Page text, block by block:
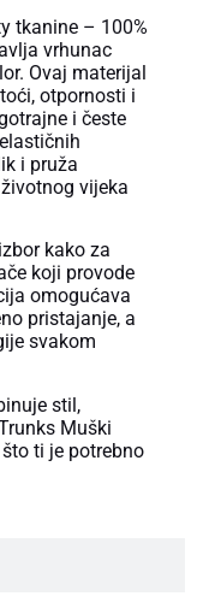
tkanine – 100%
vrhunac
Ovaj materijal
otpornosti i
i česte
i pruža
vijeka
kako za
koji provode
omogućava
pristajanje, a
svakom
stil,
Muški
ti je potrebno